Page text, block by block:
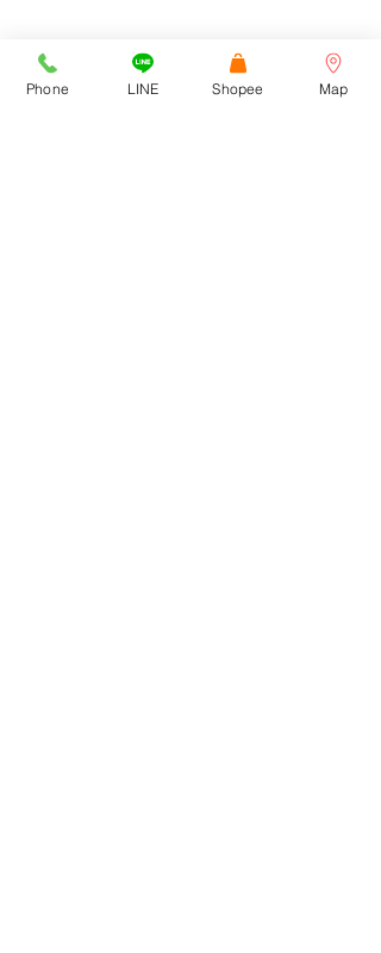
Sriwara Road, Ladproa94,
Bangkok 10310
Phone LINE Shopee Map